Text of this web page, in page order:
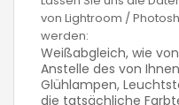
von Lightroom /
werden:
Weißabgleich, wie
Anstelle des von
Glühlampen,
die tatsächliche